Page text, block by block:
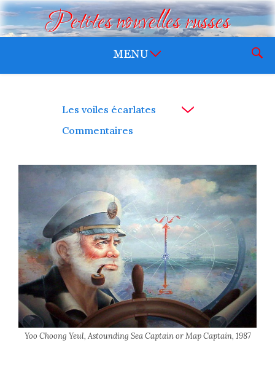
Petites nouvelles russes
Les voiles écarlates
Commentaires
Yoo Choong Yeul, Astounding Sea Captain or Map Captain, 1987